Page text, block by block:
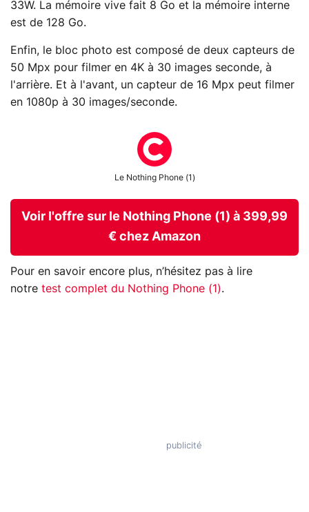
33W. La mémoire vive fait 8 Go et la mémoire interne
est de 128 Go.
Enfin, le bloc photo est composé de deux capteurs de
50 Mpx pour filmer en 4K à 30 images seconde, à
l'arrière. Et à l'avant, un capteur de 16 Mpx peut filmer
en 1080p à 30 images/seconde.
Le Nothing Phone (1)
Voir l'offre sur le Nothing Phone (1) à 399,99
€ chez Amazon
Pour en savoir encore plus, n’hésitez pas à lire
notre test complet du Nothing Phone (1).